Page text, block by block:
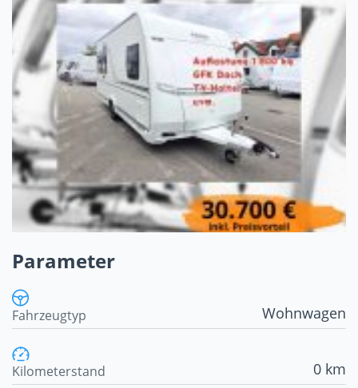
Parameter
Fahrzeugtyp Wohnwagen
Kilometerstand 0 km